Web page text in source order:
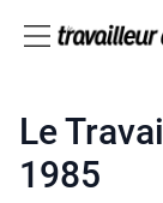
Le
1985